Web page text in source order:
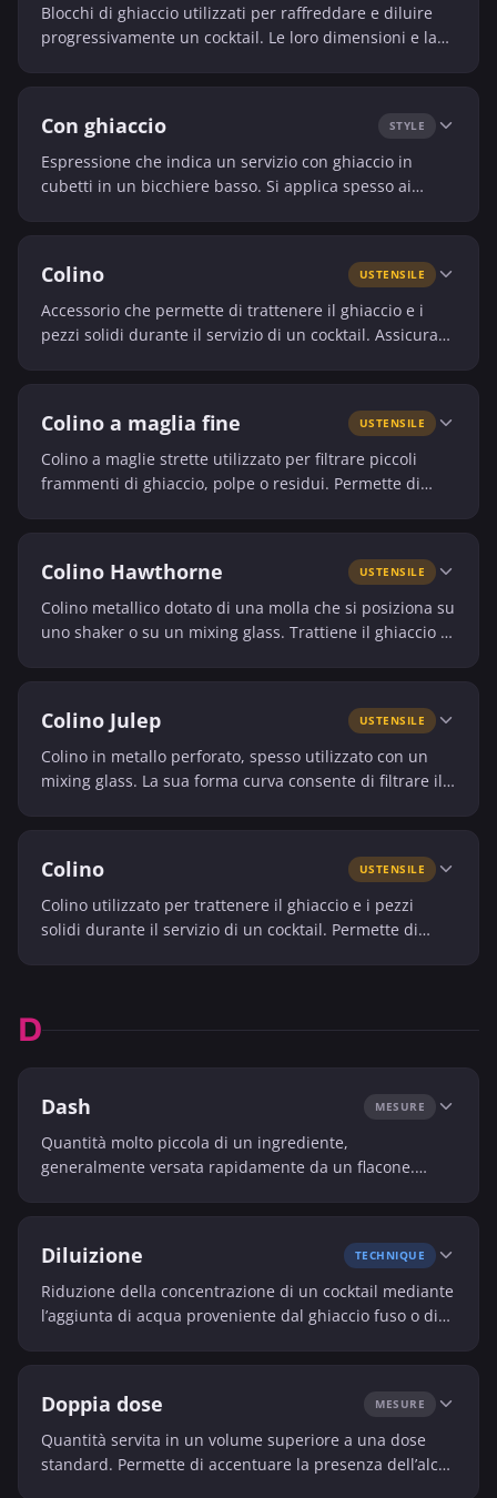
Blocchi di ghiaccio utilizzati per raffreddare e diluire
progressivamente un cocktail. Le loro dimensioni e la
Con ghiaccio STYLE
Espressione che indica un servizio con ghiaccio in
cubetti in un bicchiere basso. Si applica spesso ai
diluizione.
Colino USTENSILE
Accessorio che permette di trattenere il ghiaccio e i
pezzi solidi durante il servizio di un cocktail. Assicura
Colino a maglia fine USTENSILE
Colino a maglie strette utilizzato per filtrare piccoli
frammenti di ghiaccio, polpe o residui. Permette di
Colino Hawthorne USTENSILE
Colino metallico dotato di una molla che si posiziona su
uno shaker o su un mixing glass. Trattiene il ghiaccio e
Colino Julep USTENSILE
Colino in metallo perforato, spesso utilizzato con un
mixing glass. La sua forma curva consente di filtrare il
Colino USTENSILE
Colino utilizzato per trattenere il ghiaccio e i pezzi
solidi durante il servizio di un cocktail. Permette di
D
Dash MESURE
Quantità molto piccola di un ingrediente,
generalmente versata rapidamente da un flacone.
Diluizione TECHNIQUE
Riduzione della concentrazione di un cocktail mediante
l’aggiunta di acqua proveniente dal ghiaccio fuso o di
l’equilibrio e la texture della bevanda.
Doppia dose MESURE
Quantità servita in un volume superiore a una dose
standard. Permette di accentuare la presenza dell’alcol